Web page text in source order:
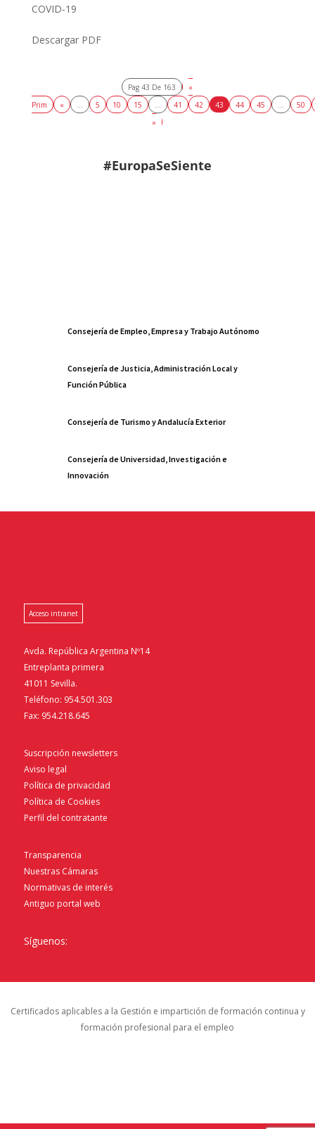
COVID-19
Descargar PDF
Pag 43 De 163
«
Prim
« 5 10 15 41 42 43 44 45
50
»
#EuropaSeSiente
Consejería de Empleo, Empresa y Trabajo Autónomo
Consejería de Justicia, Administración Local y
Función Pública
Consejería de Turismo y Andalucía Exterior
Consejería de Universidad, Investigación e
Innovación
Acceso intranet
Avda. República Argentina Nº14
Entreplanta primera
41011 Sevilla.
Teléfono: 954.501.303
Fax: 954.218.645
Suscripción newsletters
Aviso legal
Política de privacidad
Política de Cookies
Perfil del contratante
Transparencia
Nuestras Cámaras
Normativas de interés
Antiguo portal web
Síguenos:
Certificados aplicables a la Gestión e impartición de formación continua y
formación profesional para el empleo